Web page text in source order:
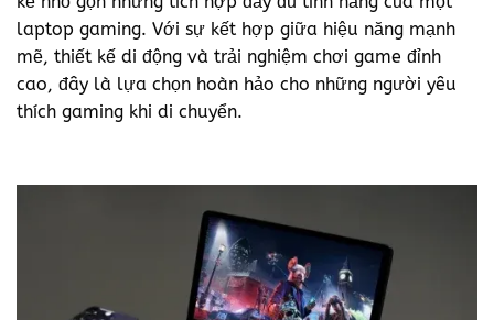
laptop gaming. Với sự kết hợp giữa hiệu năng mạnh
mẽ, thiết kế di động và trải nghiệm chơi game đỉnh
cao, đây là lựa chọn hoàn hảo cho những người yêu
thích gaming khi di chuyển.